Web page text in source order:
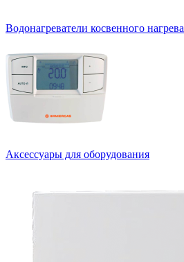
Водонагреватели косвенного нагрева
Аксессуары для оборудования